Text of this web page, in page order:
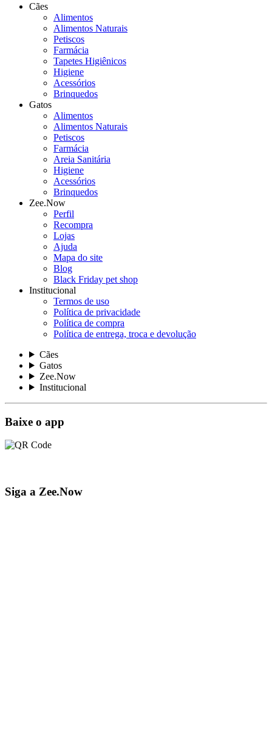
Cães
Alimentos
Alimentos Naturais
Petiscos
Farmácia
Tapetes Higiênicos
Higiene
Acessórios
Brinquedos
Gatos
Alimentos
Alimentos Naturais
Petiscos
Farmácia
Areia Sanitária
Higiene
Acessórios
Brinquedos
Zee.Now
Perfil
Recompra
Lojas
Ajuda
Mapa do site
Blog
Black Friday pet shop
Institucional
Termos de uso
Política de privacidade
Política de compra
Política de entrega, troca e devolução
Cães
Gatos
Zee.Now
Institucional
Baixe o app
Siga a Zee.Now